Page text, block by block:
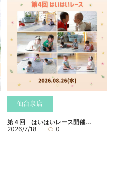
仙台泉店
第４回 はいはいレース開催...
2026/7/18
0